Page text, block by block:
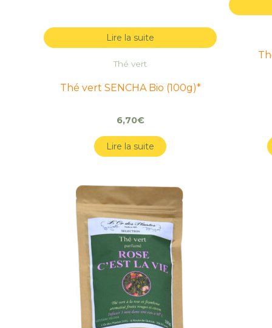
Lire la suite
Thé vert
Thé vert SENCHA Bio (100g)*
6,70€
Lire la suite